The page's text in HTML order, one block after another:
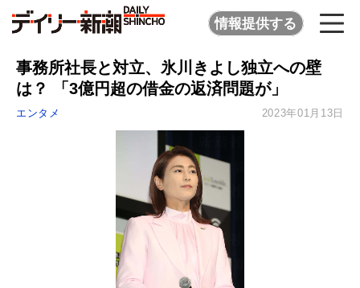
情報提供する
事務所社長と対立、氷川きよし独立への壁
は？ 「3億円超の借金の返済問題が」
エンタメ 2023年01月13日